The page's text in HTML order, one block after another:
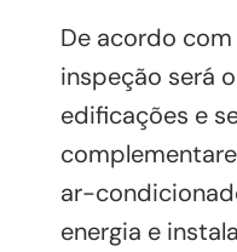
De acordo
inspeção será
edificações e
ar-
energia e